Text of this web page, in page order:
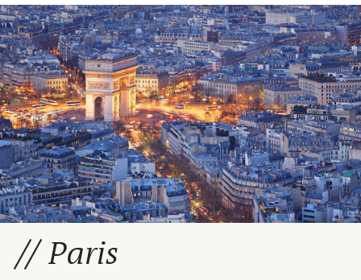
Paris